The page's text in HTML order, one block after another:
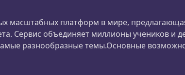
масштабных платформ в мире,
Сервис объединяет миллионы учеников и
разнообразные темы.Основные
до маркетинга, психологии и личной
специалистами из разных